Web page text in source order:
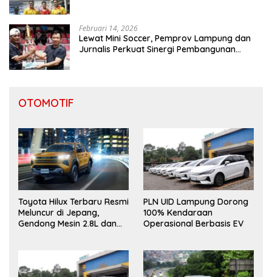
Februari 14, 2026
Lewat Mini Soccer, Pemprov Lampung dan
Jurnalis Perkuat Sinergi Pembangunan
OTOMOTIF
Toyota Hilux Terbaru Resmi
Meluncur di Jepang,
Gendong Mesin 2.8L dan
PLN UID Lampung Dorong
100% Kendaraan
Operasional Berbasis EV